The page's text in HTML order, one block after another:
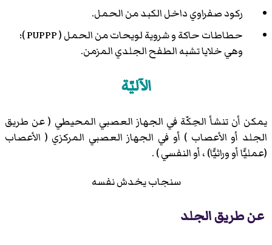
ركود صفراوي داخل الكبد من الحمل.
حطاطات حاكة و شروية لويحات من الحمل ( PUPPP )؛
وهي خلايا تشبه الطفح الجلدي المزمن.
الآليّة
يمكن أن تنشأ الحِكّة في الجهاز العصبي المحيطي ( عن طريق
الجلد أو الأعصاب ) أو في الجهاز العصبي المركزي ( الأعصاب
(عمليًّا أو وراثيًّا) ، أو النفسي ) .
سنجاب يخدش نفسه
عن طريق الجلد